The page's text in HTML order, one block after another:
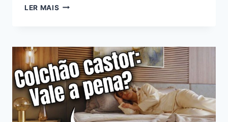
LER MAIS COLCHÃO
COMPRAR
COM
MELHOR
CUSTO-
BENEFÍCIO
EM
2026